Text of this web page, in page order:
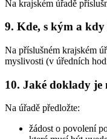
Na krajském úřadě
9. Kde, s kým a
Na příslušném krajském
myslivosti (v úředních
10. Jaké doklady je
Na úřadě předložte:
žádost o povolení